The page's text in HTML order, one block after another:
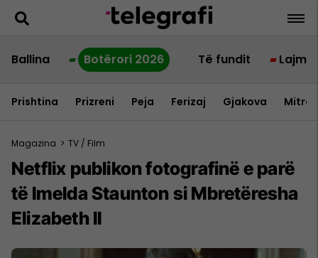
Ballina Botërori 2026 Të fundit Lajme
Prishtina Prizreni Peja Ferizaj Gjakova
Magazina > TV / Film
Netflix publikon fotografinë e parë
të Imelda Staunton si Mbretëresha
Elizabeth II